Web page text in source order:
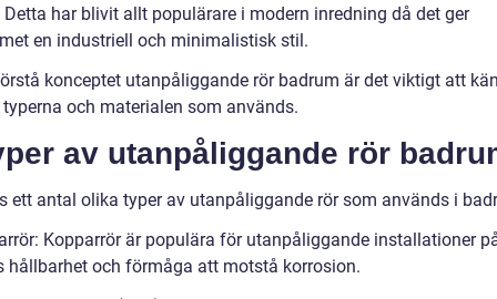
har blivit allt populärare i modern inredning då det ger
en industriell och minimalistisk stil.
konceptet utanpåliggande rör badrum är det viktigt att
och materialen som används.
av utanpåliggande rör
ett antal olika typer av utanpåliggande rör som används i
Kopparrör är populära för utanpåliggande installationer
hållbarhet och förmåga att motstå korrosion.